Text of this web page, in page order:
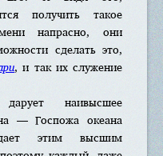
получить такое
напрасно, они
сделать это,
, и так их служение
наивысшее
— Госпожа океана
этим высшим